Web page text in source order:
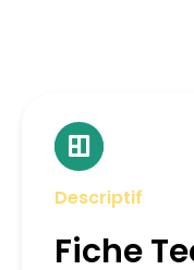
Descriptif
Fiche